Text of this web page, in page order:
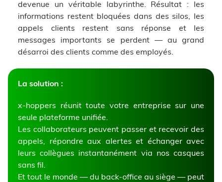
devenue un véritable labyrinthe. Résultat : les
informations restent bloquées dans des silos, les
appels clients restent sans réponse et les
messages importants se perdent — au grand
désarroi des clients comme des employés.
La solution :
x-hoppers réunit toute votre entreprise sur une
seule plateforme unifiée.
Les collaborateurs peuvent passer et recevoir des
appels, répondre aux alertes et échanger avec
leurs collègues instantanément via nos casques
sans fil.
Et tout le monde — du back-office au siège — peut